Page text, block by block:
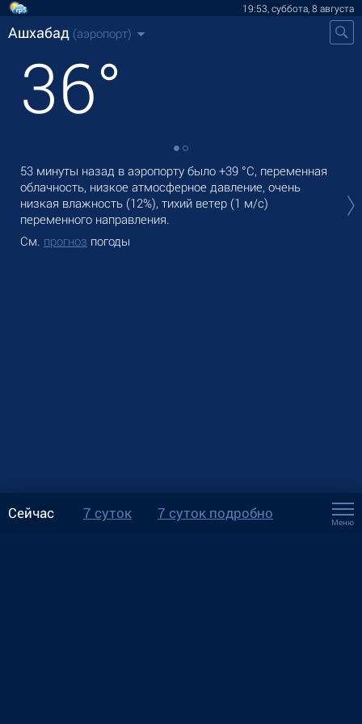
19:53, суббота, 8 августа
Ашхабад (аэропорт)
36°
53 минуты назад в аэропорту было +39 °C, переменная
облачность, низкое атмосферное давление, очень
низкая влажность (12%), тихий ветер (1 м/с)
переменного направления.
См. прогноз погоды
Сейчас 7 суток 7 суток подробно
Меню